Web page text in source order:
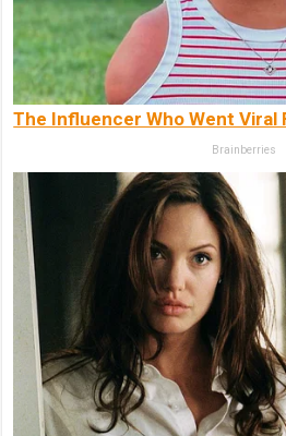
The Influencer Who Went Viral
Brainberries